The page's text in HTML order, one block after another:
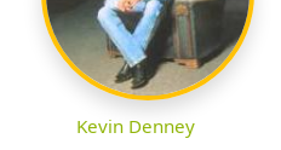
Kevin Denney